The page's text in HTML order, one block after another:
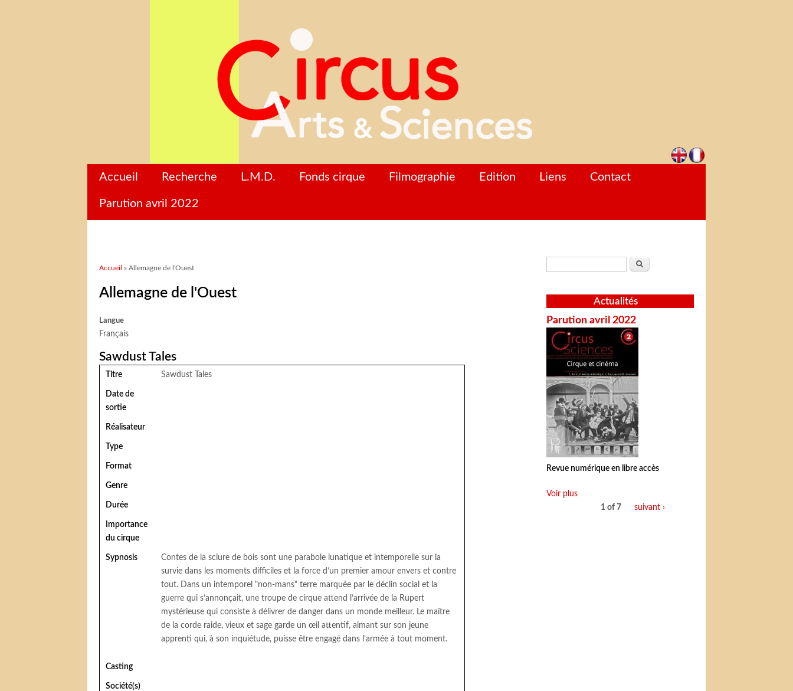
Accueil Recherche L.M.D. Fonds cirque Filmographie Edition Liens Contact
Parution avril 2022
Vous êtes ici
Accueil » Allemagne de l'Ouest
Allemagne de l'Ouest
Langue
Français
Sawdust Tales
Titre Sawdust Tales
Date de
sortie
Réalisateur
Type
Format
Genre
Durée
Importance
du cirque
Sypnosis
Contes de la sciure de bois sont une parabole lunatique et intemporelle sur la
survie dans les moments difficiles et la force d’un premier amour envers et contre
tout. Dans un intemporel "non-mans" terre marquée par le déclin social et la
guerre qui s’annonçait, une troupe de cirque attend l’arrivée de la Rupert
mystérieuse qui consiste à délivrer de danger dans un monde meilleur. Le maître
de la corde raide, vieux et sage garde un œil attentif, aimant sur son jeune
apprenti qui, à son inquiétude, puisse être engagé dans l’armée à tout moment.
Casting
Société(s)
Formulaire de recherche
Rechercher
Actualités
Parution avril 2022
Revue numérique en libre accès
Voir plus
1 of 7
suivant ›